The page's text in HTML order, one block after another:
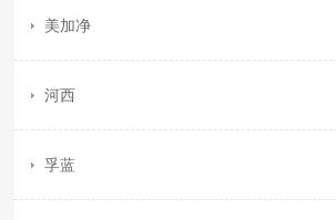
美加净
河西
孚蓝